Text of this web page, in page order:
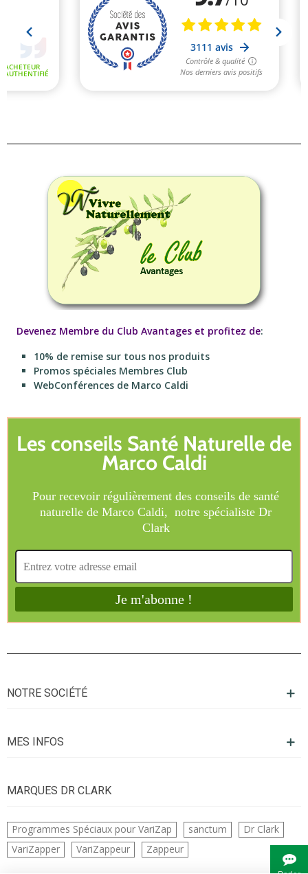
Devenez Membre du Club Avantages et profitez de:
10% de remise sur tous nos produits
Promos spéciales Membres Club
WebConférences de Marco Caldi
NOTRE SOCIÉTÉ
MES INFOS
MARQUES DR CLARK
Programmes Spéciaux pour VariZap sanctum
Dr Clark
VariZapper
VariZappeur Zappeur